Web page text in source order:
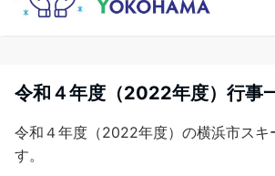
令和４年度（2022年度）行事
令和４年度（2022年度）の横浜市スキ
す。